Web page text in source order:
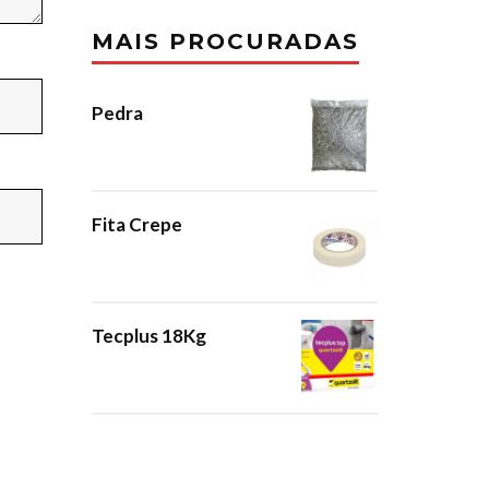
MAIS PROCURADAS
Pedra
Fita Crepe
Tecplus 18Kg